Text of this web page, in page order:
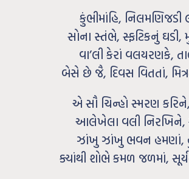
કુંભીમાંહિ, નિલમણિજડી
સોના સ્તંભે, સ્ફટિકનું
વા’લી કેરાં વલયરણકે,
બેસે છે જૈ, દિવસ વિતતાં,
એ સૌ ચિન્હો સ્મરણ
આલેખેલા વલી નિરખિને,
ઝાંખુ ઝાંખુ ભવન હમણાં,
ક્યાંથી શોભે કમળ જળમાં,